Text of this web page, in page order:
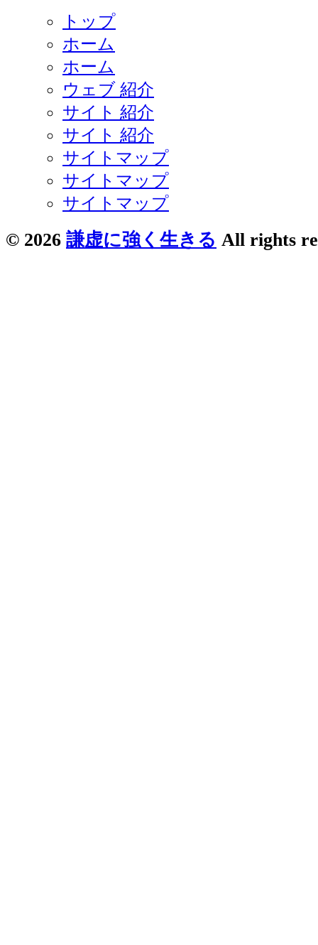
トップ
ホーム
ホーム
ウェブ 紹介
サイト 紹介
サイト 紹介
サイトマップ
サイトマップ
サイトマップ
© 2026 謙虚に強く生きる All rights